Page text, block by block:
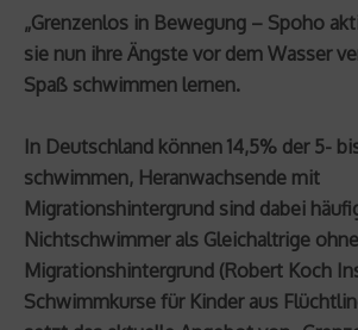
„Grenzenlos in Bewegung – Spoho
sie nun ihre Ängste vor dem Wasser
Spaß schwimmen lernen.
In Deutschland können 14,5% der 5-
schwimmen, Heranwachsende mit
Migrationshintergrund sind dabei
Nichtschwimmer als Gleichaltrige ohne
Migrationshintergrund (Robert Koch
Schwimmkurse für Kinder aus